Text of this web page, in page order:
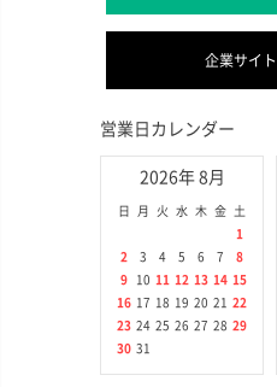
企業サイ
営業日カレンダー
2026年 8月
日 月 火 水 木 金
土
1
2
3 4 5 6 7
8
9
10 11 12 13 14 15
16 17 18 19 20 21
22
23 24 25 26 27 28 29
30 31